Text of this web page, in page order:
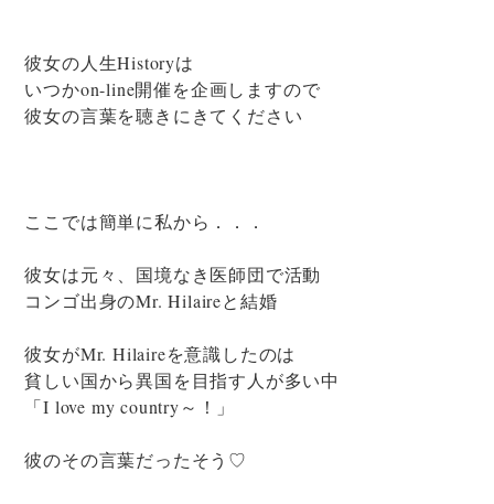
彼女の人生Historyは
いつかon-line開催を企画しますので
彼女の言葉を聴きにきてください
ここでは簡単に私から．．．
彼女は元々、国境なき医師団で活動
コンゴ出身のMr. Hilaireと結婚
彼女がMr. Hilaireを意識したのは
貧しい国から異国を目指す人が多い中
「I love my country～！」
彼のその言葉だったそう♡